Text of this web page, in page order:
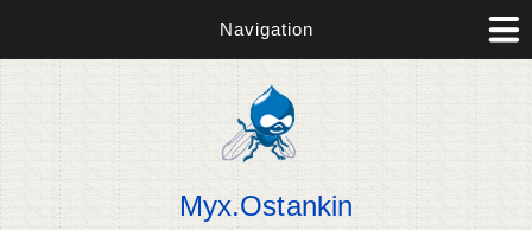
Navigation
Myx.Ostankin